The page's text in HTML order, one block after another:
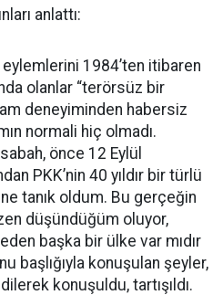
anlattı:
eylemlerini 1984’ten itibaren
olanlar “terörsüz bir
deneyiminden habersiz
normali hiç olmadı.
önce 12 Eylül
PKK’nin 40 yıldır bir türlü
tanık oldum. Bu gerçeğin
düşündüğüm oluyor,
başka bir ülke var mıdır
başlığıyla konuşulan şeyler,
konuşuldu, tartışıldı.